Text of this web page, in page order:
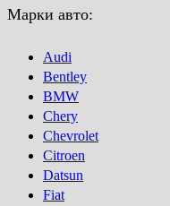
Марки авто:
Audi
Bentley
BMW
Chery
Chevrolet
Citroen
Datsun
Fiat